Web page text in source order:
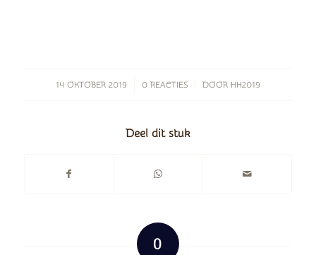
14 OKTOBER 2019
/ 0 REACTIES
/ DOOR HH2019
Deel dit stuk
0